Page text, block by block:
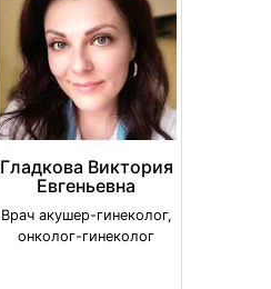
Гладкова Виктория
Евгеньевна
Врач акушер-гинеколог,
онколог-гинеколог